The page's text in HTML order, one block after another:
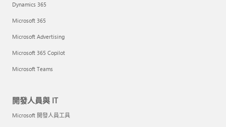
Dynamics 365
Microsoft 365
Microsoft Advertising
Microsoft 365 Copilot
Microsoft Teams
開發人員與 IT
Microsoft 開發人員工具